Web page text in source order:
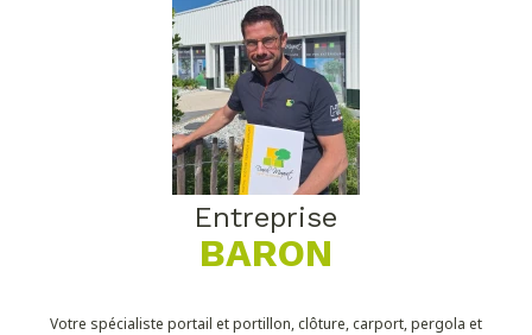
Entreprise
BARON
Votre spécialiste portail et portillon, clôture, carport, pergola et